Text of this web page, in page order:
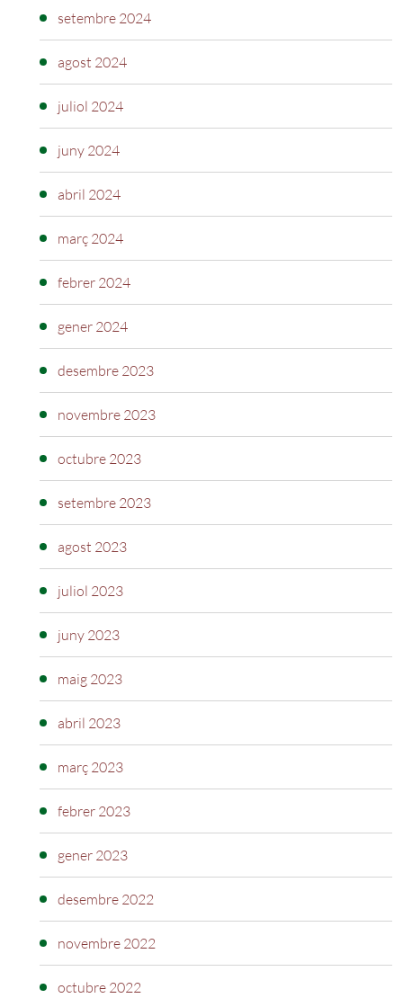
setembre 2024
agost 2024
juliol 2024
juny 2024
abril 2024
març 2024
febrer 2024
gener 2024
desembre 2023
novembre 2023
octubre 2023
setembre 2023
agost 2023
juliol 2023
juny 2023
maig 2023
abril 2023
març 2023
febrer 2023
gener 2023
desembre 2022
novembre 2022
octubre 2022